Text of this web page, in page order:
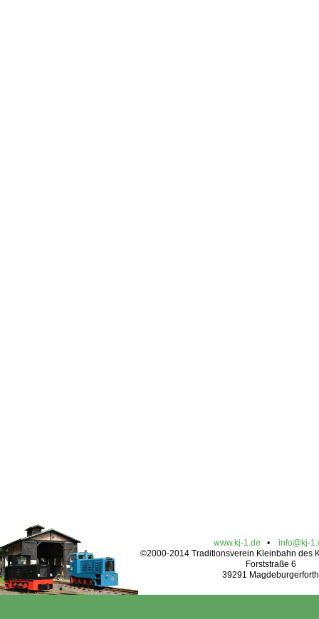
www.kj-1.de • info@kj-
©2000-2014 Traditionsverein Kleinbahn des
Forststraße 6
39291 Magdeburgerforth